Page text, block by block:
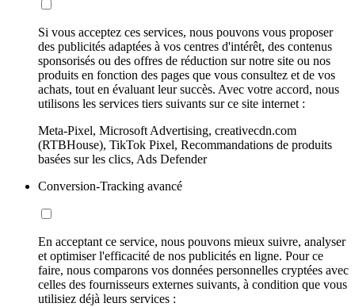
Si vous acceptez ces services, nous pouvons vous proposer
des publicités adaptées à vos centres d'intérêt, des contenus
sponsorisés ou des offres de réduction sur notre site ou nos
produits en fonction des pages que vous consultez et de vos
achats, tout en évaluant leur succès. Avec votre accord, nous
utilisons les services tiers suivants sur ce site internet :
Meta-Pixel, Microsoft Advertising, creativecdn.com
(RTBHouse), TikTok Pixel, Recommandations de produits
basées sur les clics, Ads Defender
Conversion-Tracking avancé
En acceptant ce service, nous pouvons mieux suivre, analyser
et optimiser l'efficacité de nos publicités en ligne. Pour ce
faire, nous comparons vos données personnelles cryptées avec
celles des fournisseurs externes suivants, à condition que vous
utilisiez déjà leurs services :